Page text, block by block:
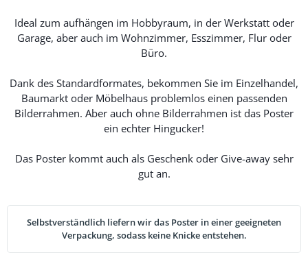
Ideal zum aufhängen im Hobbyraum, in der Werkstatt oder
Garage, aber auch im Wohnzimmer, Esszimmer, Flur oder
Büro.
Dank des Standardformates, bekommen Sie im Einzelhandel,
Baumarkt oder Möbelhaus problemlos einen passenden
Bilderrahmen. Aber auch ohne Bilderrahmen ist das Poster
ein echter Hingucker!
Das Poster kommt auch als Geschenk oder Give-away sehr
gut an.
Selbstverständlich liefern wir das Poster in einer geeigneten
Verpackung, sodass keine Knicke entstehen.